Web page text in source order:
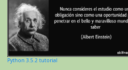
Python 3.5.2 tutorial